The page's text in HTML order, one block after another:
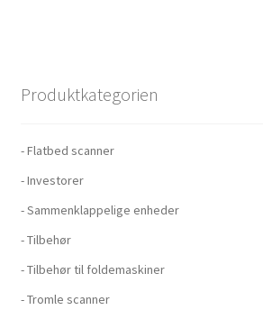
Produktkategorien
- Flatbed scanner
- Investorer
- Sammenklappelige enheder
- Tilbehør
- Tilbehør til foldemaskiner
- Tromle scanner